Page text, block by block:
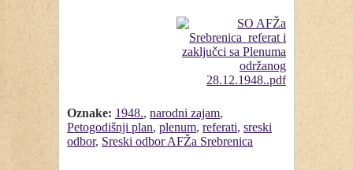
Oznake: 1948., narodni zajam,
Petogodišnji plan, plenum, referati, sreski
odbor, Sreski odbor AFŽa Srebrenica